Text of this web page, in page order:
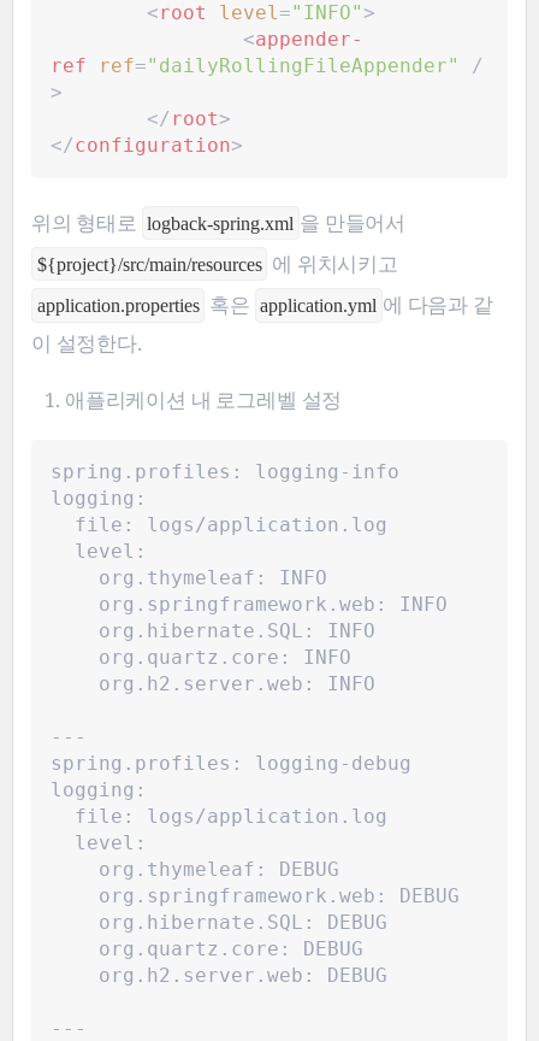
<root level=" INFO" >
<appender-
ref
ref=" dailyRollingFileAppender"
/
>
</ root>
</configuration>
위의 형태로 logback-spring.xml 을 만들어서
${project}/src/main/resources 에 위치시키고
application.properties 혹은 application.yml 에 다음과 같
이 설정한다.
애플리케이션 내 로그레벨 설정
spring.profiles: logging-info
logging:
file: logs/application.log
level:
org.thymeleaf: INFO
org.springframework.web: INFO
org.hibernate.SQL: INFO
org.quartz.core: INFO
org.h2.server.web: INFO
---
spring.profiles: logging-debug
logging:
file: logs/application.log
level:
org.thymeleaf: DEBUG
org.springframework.web: DEBUG
org.hibernate.SQL: DEBUG
org.quartz.core: DEBUG
org.h2.server.web: DEBUG
---